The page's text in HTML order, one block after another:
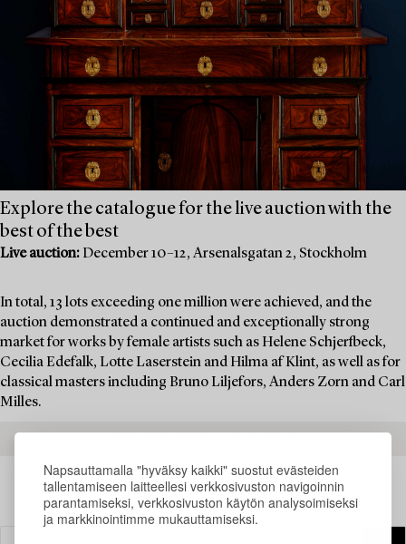
Napsauttamalla "hyväksy kaikki" suostut evästeiden
tallentamiseen laitteellesi verkkosivuston navigoinnin
parantamiseksi, verkkosivuston käytön analysoimiseksi
ja markkinointimme mukauttamiseksi.
Explore the catalogue for the live auction with the
best of the best
Live auction: December 10–12, Arsenalsgatan 2, Stockholm
In total, 13 lots exceeding one million were achieved, and the
auction demonstrated a continued and exceptionally strong
market for works by female artists such as Helene Schjerfbeck,
Cecilia Edefalk, Lotte Laserstein and Hilma af Klint, as well as for
classical masters including Bruno Liljefors, Anders Zorn and Carl
Milles.